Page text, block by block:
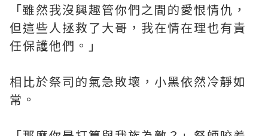
「雖然我沒興趣管你們之間的愛恨情仇，
但這些人拯救了大哥，我在情在理也有責
任保護他們。」
相比於祭司的氣急敗壞，小黑依然冷靜如
常。